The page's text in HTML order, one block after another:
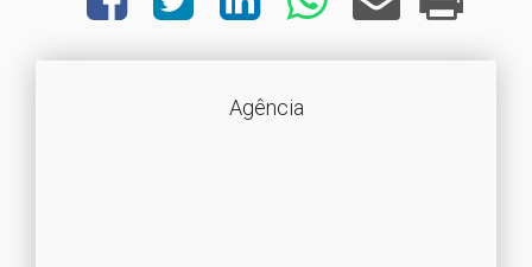
Agência